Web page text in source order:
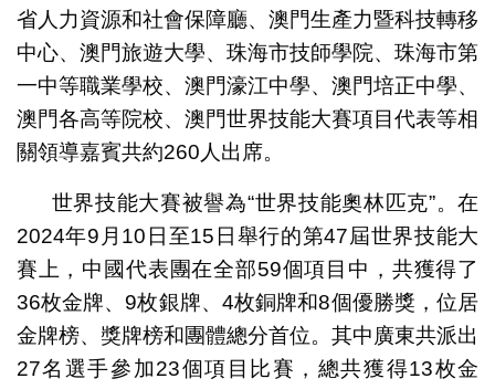
省人力資源和社會保障廳、澳門生產力暨科技轉移
中心、澳門旅遊大學、珠海市技師學院、珠海市第
一中等職業學校、澳門濠江中學、澳門培正中學、
澳門各高等院校、澳門世界技能大賽項目代表等相
關領導嘉賓共約260人出席。
世界技能大賽被譽為“世界技能奧林匹克”。在
2024年9月10日至15日舉行的第47屆世界技能大
賽上，中國代表團在全部59個項目中，共獲得了
36枚金牌、9枚銀牌、4枚銅牌和8個優勝獎，位居
金牌榜、獎牌榜和團體總分首位。其中廣東共派出
27名選手參加23個項目比賽，總共獲得13枚金